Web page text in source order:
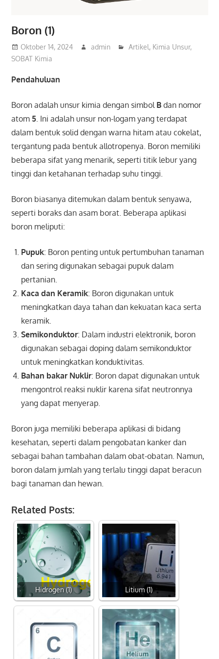
Boron (1)
Oktober 14, 2024 admin Artikel, Kimia Unsur,
SOBAT Kimia
Pendahuluan
Boron adalah unsur kimia dengan simbol Bdan nomor
atom 5. Ini adalah unsur non-logam yang terdapat
dalam bentuk solid dengan warna hitam atau cokelat,
tergantung pada bentuk allotropenya. Boron memiliki
beberapa sifat yang menarik, seperti titik lebur yang
tinggi dan ketahanan terhadap suhu tinggi.
Boron biasanya ditemukan dalam bentuk senyawa,
seperti boraks dan asam borat. Beberapa aplikasi
boron meliputi:
Pupuk: Boron penting untuk pertumbuhan tanaman
dan sering digunakan sebagai pupuk dalam
pertanian.
Kaca dan Keramik: Boron digunakan untuk
meningkatkan daya tahan dan kekuatan kaca serta
keramik.
Semikonduktor: Dalam industri elektronik, boron
digunakan sebagai doping dalam semikonduktor
untuk meningkatkan konduktivitas.
Bahan bakar Nuklir: Boron dapat digunakan untuk
mengontrol reaksi nuklir karena sifat neutronnya
yang dapat menyerap.
Boron juga memiliki beberapa aplikasi di bidang
kesehatan, seperti dalam pengobatan kanker dan
sebagai bahan tambahan dalam obat-obatan. Namun,
boron dalam jumlah yang terlalu tinggi dapat beracun
bagi tanaman dan hewan.
Related Posts:
Hidrogen (1) Litium (1)